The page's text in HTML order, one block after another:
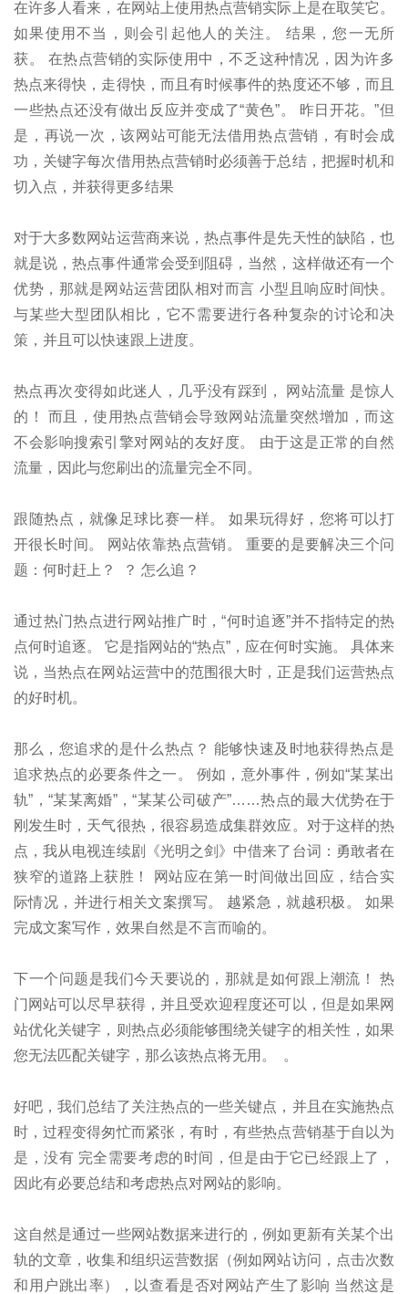
在许多人看来，在网站上使用热点营销实际上是在取笑它。
如果使用不当，则会引起他人的关注。 结果，您一无所
获。 在热点营销的实际使用中，不乏这种情况，因为许多
热点来得快，走得快，而且有时候事件的热度还不够，而且
一些热点还没有做出反应并变成了“黄色”。 昨日开花。”但
是，再说一次，该网站可能无法借用热点营销，有时会成
功，关键字每次借用热点营销时必须善于总结，把握时机和
切入点，并获得更多结果
对于大多数网站运营商来说，热点事件是先天性的缺陷，也
就是说，热点事件通常会受到阻碍，当然，这样做还有一个
优势，那就是网站运营团队相对而言 小型且响应时间快。
与某些大型团队相比，它不需要进行各种复杂的讨论和决
策，并且可以快速跟上进度。
热点再次变得如此迷人，几乎没有踩到， 网站流量 是惊人
的！ 而且，使用热点营销会导致网站流量突然增加，而这
不会影响搜索引擎对网站的友好度。 由于这是正常的自然
流量，因此与您刷出的流量完全不同。
跟随热点，就像足球比赛一样。 如果玩得好，您将可以打
开很长时间。 网站依靠热点营销。 重要的是要解决三个问
题：何时赶上？ ？ 怎么追？
通过热门热点进行网站推广时，“何时追逐”并不指特定的热
点何时追逐。 它是指网站的“热点”，应在何时实施。 具体来
说，当热点在网站运营中的范围很大时，正是我们运营热点
的好时机。
那么，您追求的是什么热点？ 能够快速及时地获得热点是
追求热点的必要条件之一。 例如，意外事件，例如“某某出
轨”，“某某离婚”，“某某公司破产”……热点的最大优势在于
刚发生时，天气很热，很容易造成集群效应。对于这样的热
点，我从电视连续剧《光明之剑》中借来了台词：勇敢者在
狭窄的道路上获胜！ 网站应在第一时间做出回应，结合实
际情况，并进行相关文案撰写。 越紧急，就越积极。 如果
完成文案写作，效果自然是不言而喻的。
下一个问题是我们今天要说的，那就是如何跟上潮流！ 热
门网站可以尽早获得，并且受欢迎程度还可以，但是如果网
站优化关键字，则热点必须能够围绕关键字的相关性，如果
您无法匹配关键字，那么该热点将无用。 。
好吧，我们总结了关注热点的一些关键点，并且在实施热点
时，过程变得匆忙而紧张，有时，有些热点营销基于自以为
是，没有 完全需要考虑的时间，但是由于它已经跟上了，
因此有必要总结和考虑热点对网站的影响。
这自然是通过一些网站数据来进行的，例如更新有关某个出
轨的文章，收集和组织运营数据（例如网站访问，点击次数
和用户跳出率），以查看是否对网站产生了影响 当然这是